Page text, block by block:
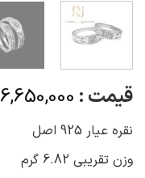
قیمت : 6,650,000
نقره عیار 925 اصل
وزن تقریبی 6.82 گرم